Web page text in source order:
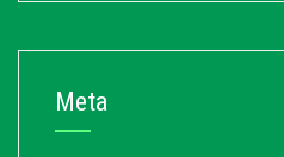
Meta